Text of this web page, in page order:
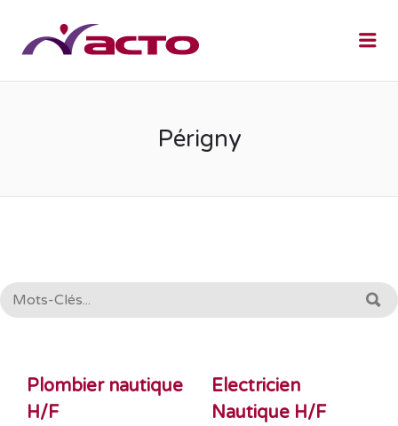
Périgny
RECHERCHE:
Plombier nautique
H/F
Electricien
Nautique H/F